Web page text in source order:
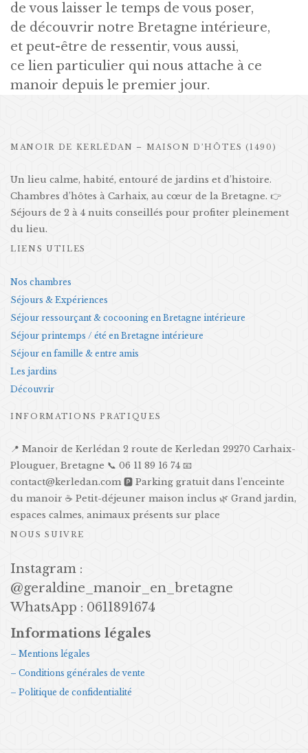
de vous laisser le temps de vous poser,
de découvrir notre Bretagne intérieure,
et peut-être de ressentir, vous aussi,
ce lien particulier qui nous attache à ce
manoir depuis le premier jour.
MANOIR DE KERLÉDAN – MAISON D’HÔTES (1490)
Un lieu calme, habité, entouré de jardins et d’histoire.
Chambres d’hôtes à Carhaix, au cœur de la Bretagne. 👉
Séjours de 2 à 4 nuits conseillés pour profiter pleinement
du lieu.
LIENS UTILES
Nos chambres
Séjours & Expériences
Séjour ressourçant & cocooning en Bretagne intérieure
Séjour printemps / été en Bretagne intérieure
Séjour en famille & entre amis
Les jardins
Découvrir
INFORMATIONS PRATIQUES
📍 Manoir de Kerlédan 2 route de Kerledan 29270 Carhaix-
Plouguer, Bretagne 📞 06 11 89 16 74 📧
contact@kerledan.com 🅿️ Parking gratuit dans l’enceinte
du manoir ☕ Petit-déjeuner maison inclus 🌿 Grand jardin,
espaces calmes, animaux présents sur place
NOUS SUIVRE
Instagram :
@geraldine_manoir_en_bretagne
WhatsApp : 0611891674
Informations légales
– Mentions légales
– Conditions générales de vente
– Politique de confidentialité